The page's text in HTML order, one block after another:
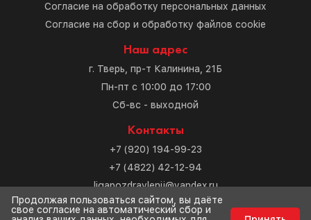
Согласие на обработку персональных данных
Согласие на сбор и обработку файлов cookie
Наш адрес
г. Тверь, пр-т Калинина, 21Б
Пн-пт с 10:00 до 17:00
Сб-вс - выходной
Контакты
+7 (920) 194-99-23
+7 (4822) 42-12-94
ligapozdravlenij@yandex.ru
Разработка сайта
Продолжая пользоваться сайтом, вы даёте
свое согласие на автоматический сбор и